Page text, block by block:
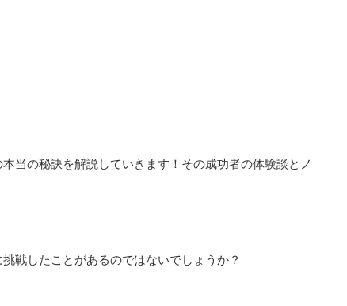
当の秘訣を解説していきます！その成功者の体験談とノ
戦したことがあるのではないでしょうか？